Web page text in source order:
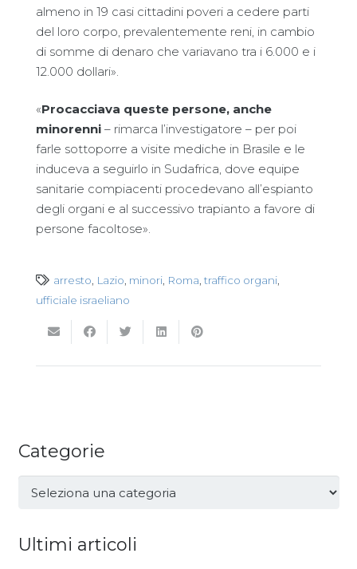
almeno in 19 casi cittadini poveri a cedere parti
del loro corpo, prevalentemente reni, in cambio
di somme di denaro che variavano tra i 6.000 e i
12.000 dollari».
«Procacciava queste persone, anche
minorenni – rimarca l’investigatore – per poi
farle sottoporre a visite mediche in Brasile e le
induceva a seguirlo in Sudafrica, dove equipe
sanitarie compiacenti procedevano all’espianto
degli organi e al successivo trapianto a favore di
persone facoltose».
arresto, Lazio, minori, Roma,traffico organi,
ufficiale israeliano
Categorie
Categorie
Ultimi articoli